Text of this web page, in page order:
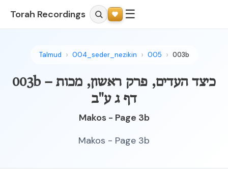
Torah Recordings ☰
Talmud 004_seder_nezikin 005 003b
003b – כיצד העדים, פרק ראשון, מכות
דף ג ע"ב
Makos - Page 3b
Makos - Page 3b